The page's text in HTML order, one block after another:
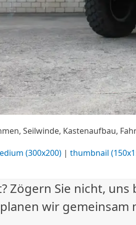
Seilwinde, Kastenaufbau,
(300x200) |thumbnail
Zögern Sie nicht, uns
wir gemeinsam